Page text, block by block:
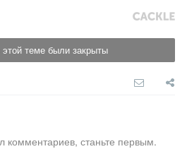
теме были закрыты
комментариев, станьте первым.